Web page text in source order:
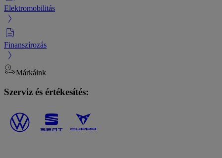
Elektromobilitás
Finanszírozás
Márkáink
Szerviz és értékesítés: